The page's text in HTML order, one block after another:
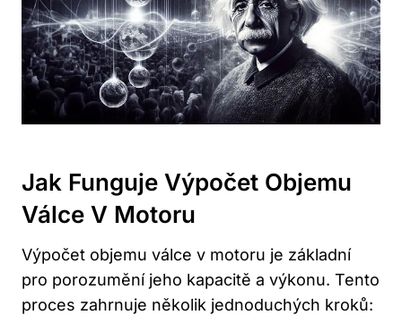
Jak Funguje Výpočet ‍objemu
Válce V Motoru
Výpočet⁣ objemu válce v motoru je základní
pro porozumění jeho kapacitě a výkonu. Tento
proces zahrnuje ⁣několik jednoduchých kroků: